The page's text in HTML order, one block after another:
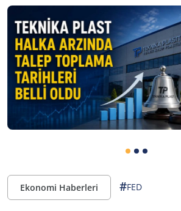
Ekonomi Haberleri #FED